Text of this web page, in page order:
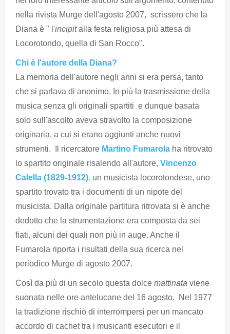
nella rivista Murge dell'agosto 2007, scrissero che la
Diana è " l'incipitalla festa religiosa più attesa di
Locorotondo, quella di San Rocco".
Chi è l'autore della Diana?
La memoria dell'autore negli anni si era persa, tanto
che si parlava di anonimo. In più la trasmissione della
musica senza gli originali spartiti e dunque basata
solo sull'ascolto aveva stravolto la composizione
originaria, a cui si erano aggiunti anche nuovi
strumenti. Il ricercatore Martino Fumarola ha ritrovato
lo spartito originale risalendo all'autore, Vincenzo
Calella (1829-1912), un musicista locorotondese, uno
spartito trovato tra i documenti di un nipote del
musicista. Dalla originale partitura ritrovata si è anche
dedotto che la strumentazione era composta da sei
fiati, alcuni dei quali non più in auge. Anche il
Fumarola riporta i risultati della sua ricerca nel
periodico Murge di agosto 2007.
Così da più di un secolo questa dolce mattinata viene
suonata nelle ore antelucane del 16 agosto. Nel 1977
la tradizione rischiò di interrompersi per un mancato
accordo di cachet tra i musicanti esecutori e il